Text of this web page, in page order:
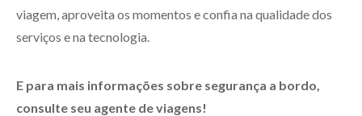
viagem, aproveita os momentos e confia na qualidade dos
serviços e na tecnologia.
E para mais informações sobre segurança a bordo,
consulte seu agente de viagens!